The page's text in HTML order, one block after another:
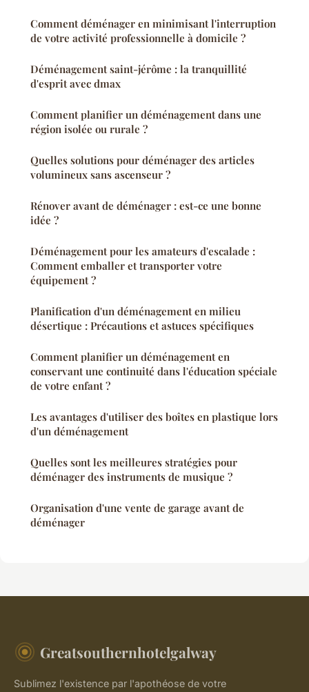
Comment déménager en minimisant l'interruption
de votre activité professionnelle à domicile ?
Déménagement saint-jérôme : la tranquillité
d'esprit avec dmax
Comment planifier un déménagement dans une
région isolée ou rurale ?
Quelles solutions pour déménager des articles
volumineux sans ascenseur ?
Rénover avant de déménager : est-ce une bonne
idée ?
Déménagement pour les amateurs d'escalade :
Comment emballer et transporter votre
équipement ?
Planification d'un déménagement en milieu
désertique : Précautions et astuces spécifiques
Comment planifier un déménagement en
conservant une continuité dans l'éducation spéciale
de votre enfant ?
Les avantages d'utiliser des boîtes en plastique lors
d'un déménagement
Quelles sont les meilleures stratégies pour
déménager des instruments de musique ?
Organisation d'une vente de garage avant de
déménager
Greatsouthernhotelgalway
Sublimez l'existence par l'apothéose de votre